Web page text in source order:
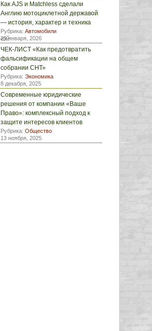
Как AJS и Matchless сделали
Англию мотоциклетной державой
— история, характер и техника
Рубрика: Автомобили
29 января, 2026
ЧЕК-ЛИСТ «Как предотвратить
фальсификации на общем
собрании СНТ»
Рубрика: Экономика
8 декабря, 2025
Современные юридические
решения от компании «Ваше
Право»: комплексный подход к
защите интересов клиентов
Рубрика: Общество
13 ноября, 2025